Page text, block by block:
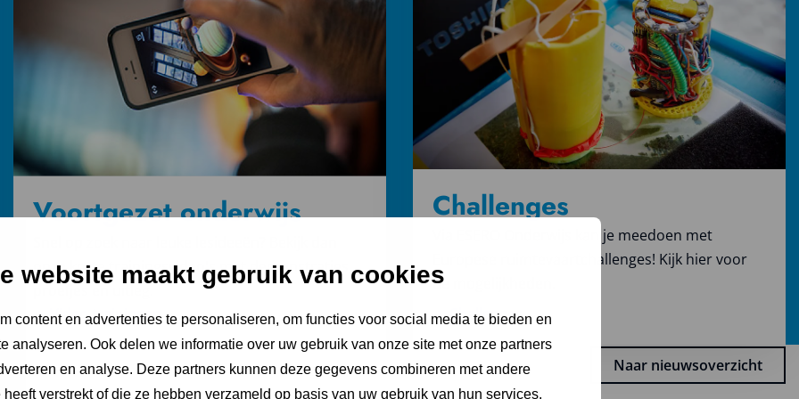
website maakt gebruik van cookies
content en advertenties te personaliseren, om functies voor social media te bieden en
analyseren. Ook delen we informatie over uw gebruik van onze site met onze partners
en analyse. Deze partners kunnen deze gegevens combineren met andere
verstrekt of die ze hebben verzameld op basis van uw gebruik van hun services.
Voortgezet onderwijs
onze korte trainingsvideo's met demonstraties,
proefjes en uitleg.
Video trainingen
Challenges
Via ESERO Onderwijs kan je meedoen met
Europese ruimtevaartchallenges! Kijk hier voor
de mogelijkheden.
Challenges
Naar nieuwsoverzicht